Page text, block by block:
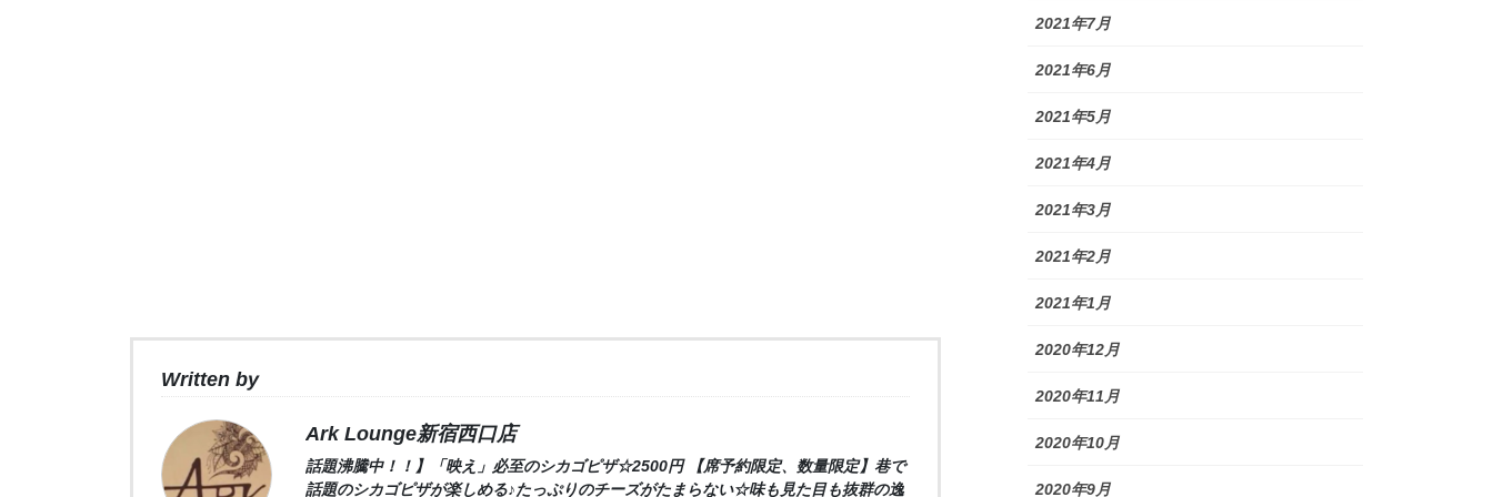
Written by
Ark Lounge新宿西口店
話題沸騰中！！】「映え」必至のシカゴピザ☆2500円 【席予約限定、数量限定】巷で
話題のシカゴピザが楽しめる♪たっぷりのチーズがたまらない☆味も見た目も抜群の逸
2021年7月
2021年6月
2021年5月
2021年4月
2021年3月
2021年2月
2021年1月
2020年12月
2020年11月
2020年10月
2020年9月